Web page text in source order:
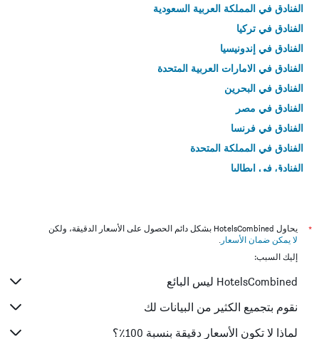
الفنادق في المملكة العربية السعودية
الفنادق في تركيا
الفنادق في إندونيسيا
الفنادق في الامارات العربية المتحدة
الفنادق في البحرين
الفنادق في مصر
الفنادق في فرنسا
الفنادق في المملكة المتحدة
الفنادق في إيطاليا
*
يحاول HotelsCombined بشكل دائم الحصول على الأسعار الدقيقة، ولكن
لا يمكن ضمان الأسعار .
إليك السبب:
HotelsCombined ليس البائع
نقوم بتجميع الكثير من البيانات لك
لماذا لا تكون الأسعار دقيقة بنسبة 100٪؟